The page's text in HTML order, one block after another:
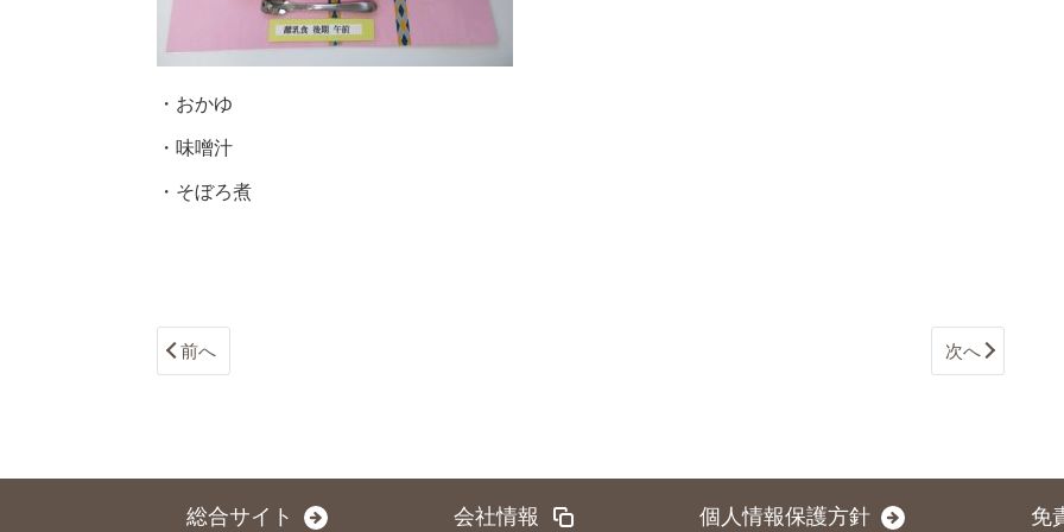
・おかゆ
・味噌汁
・そぼろ煮
前へ 次へ
総合サイト 会社情報 個人情報保護方針 免